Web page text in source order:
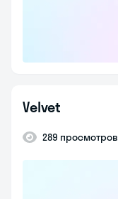
Velvet
289 просмотров